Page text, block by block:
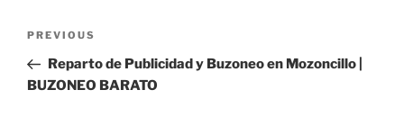
Previous
Post
PREVIOUS
Reparto de Publicidad y Buzoneo en Mozoncillo |
BUZONEO BARATO